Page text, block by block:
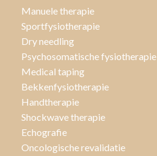
Manuele therapie
Sportfysiotherapie
Dry needling
Psychosomatische fysiotherapie
Medical taping
Bekkenfysiotherapie
Handtherapie
Shockwave therapie
Echografie
Oncologische revalidatie